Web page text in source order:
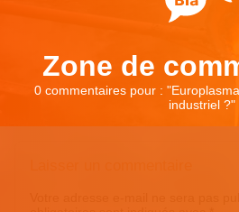
Zone de
0 commentaires pour : "
industriel ?"